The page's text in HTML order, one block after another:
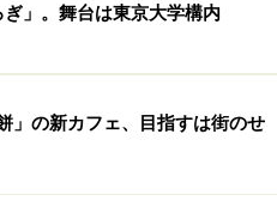
ぎ」。舞台は東京大学構内
」の新カフェ、目指すは街のせ